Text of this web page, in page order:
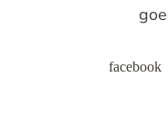
facebook